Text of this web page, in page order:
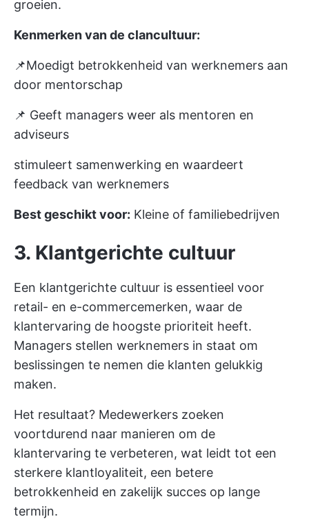
groeien.
Kenmerken van de clancultuur:
📌Moedigt betrokkenheid van werknemers aan
door mentorschap
📌 Geeft managers weer als mentoren en
adviseurs
stimuleert samenwerking en waardeert
feedback van werknemers
Best geschikt voor: Kleine of familiebedrijven
3. Klantgerichte cultuur
Een klantgerichte cultuur is essentieel voor
retail- en e-commercemerken, waar de
klantervaring de hoogste prioriteit heeft.
Managers stellen werknemers in staat om
beslissingen te nemen die klanten gelukkig
maken.
Het resultaat? Medewerkers zoeken
voortdurend naar manieren om de
klantervaring te verbeteren, wat leidt tot een
sterkere klantloyaliteit, een betere
betrokkenheid en zakelijk succes op lange
termijn.